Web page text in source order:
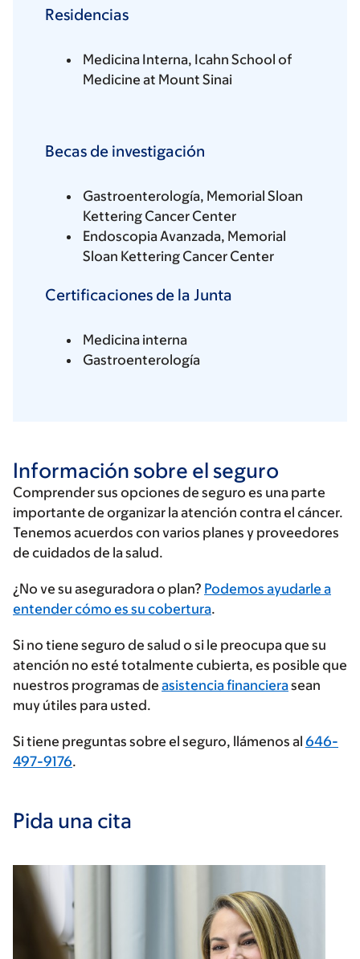
Residencias
Medicina Interna, Icahn School of
Medicine at Mount Sinai
Becas de investigación
Gastroenterología, Memorial Sloan
Kettering Cancer Center
Endoscopia Avanzada, Memorial
Sloan Kettering Cancer Center
Certificaciones de la Junta
Medicina interna
Gastroenterología
Información sobre el seguro
Comprender sus opciones de seguro es una parte
importante de organizar la atención contra el cáncer.
Tenemos acuerdos con varios planes y proveedores
de cuidados de la salud.
Ingrese
su
de
seguros
¿No ve su aseguradora o plan? Podemos ayudarle a
entender cómo es su cobertura.
Si no tiene seguro de salud o si le preocupa que su
atención no esté totalmente cubierta, es posible que
nuestros programas de asistencia financierasean
muy útiles para usted.
Si tiene preguntas sobre el seguro, llámenos al 646-
497-9176.
Pida una cita